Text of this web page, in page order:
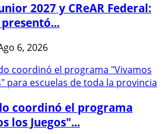
2027 y CReAR Federal:
6, 2026
coordinó el programa
los Juegos"...